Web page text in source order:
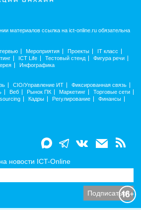
материалов ссылка на ict-online.ru обязательна
Мероприятия Проекты
IT класс
ICT Life Тестовый стенд
Фигура речи
Инфографика
CIO/Управление ИТ
Фиксированная связь
Веб Рынок ПК Маркетинг
Торговые сети
Кадры Регулирование
Финансы
новости ICT-Online